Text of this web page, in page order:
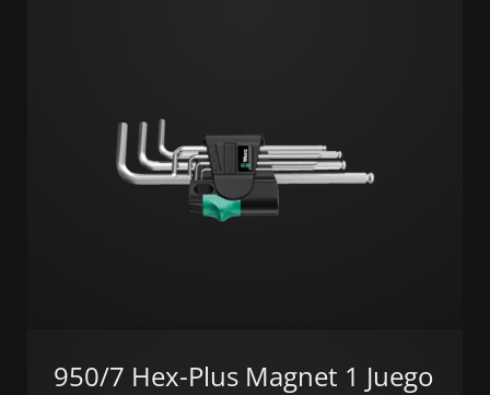
950/7 Hex-Plus Magnet 1 Juego